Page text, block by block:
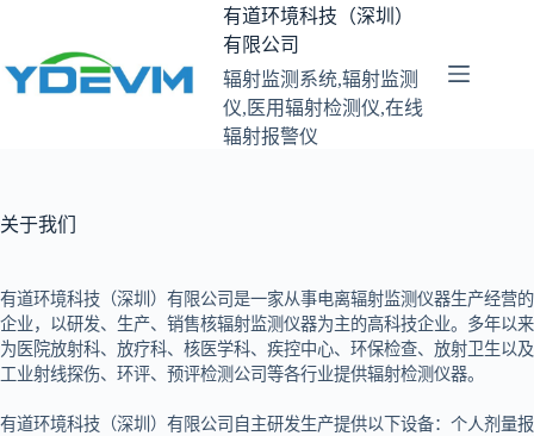
内
容
有道环境科技（深圳）
有限公司
辐射监测系统,辐射监测
仪,医用辐射检测仪,在线
辐射报警仪
关于我们
有道环境科技（深圳）有限公司是一家从事电离辐射监测仪器生产经营的
企业，以研发、生产、销售核辐射监测仪器为主的高科技企业。多年以来
为医院放射科、放疗科、核医学科、疾控中心、环保检查、放射卫生以及
工业射线探伤、环评、预评检测公司等各行业提供辐射检测仪器。
有道环境科技（深圳）有限公司自主研发生产提供以下设备：个人剂量报